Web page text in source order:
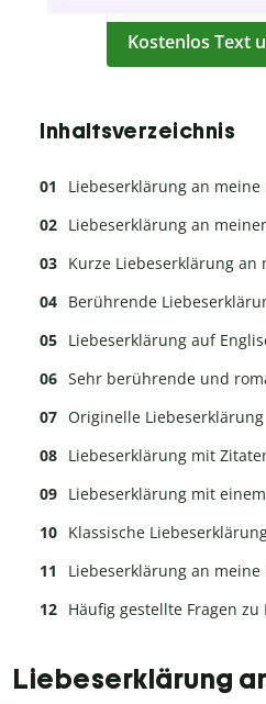
Kostenlos Text
Inhaltsverzeichnis
Liebeserklärung an meine
Liebeserklärung an
Kurze Liebeserklärung an
Berührende
Liebeserklärung auf
Sehr berührende und
Originelle Liebeserklärung
Liebeserklärung mit
Liebeserklärung mit
Klassische
Liebeserklärung an meine
Häufig gestellte Fragen
Liebeserklärung